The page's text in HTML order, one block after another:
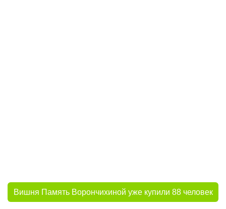
Вишня Память Ворончихиной уже купили 88 человек